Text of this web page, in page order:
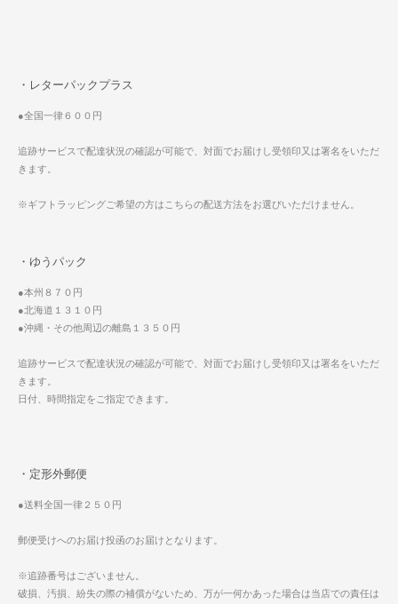
・レターパックプラス
●全国一律６００円
追跡サービスで配達状況の確認が可能で、対面でお届けし受領印又は署名をいただ
きます。
※ギフトラッピングご希望の方はこちらの配送方法をお選びいただけません。
・ゆうパック
●本州８７０円
●北海道１３１０円
●沖縄・その他周辺の離島１３５０円
追跡サービスで配達状況の確認が可能で、対面でお届けし受領印又は署名をいただ
きます。
日付、時間指定をご指定できます。
・定形外郵便
●送料全国一律２５０円
郵便受けへのお届け投函のお届けとなります。
※追跡番号はございません。
破損、汚損、紛失の際の補償がないため、万が一何かあった場合は当店での責任は